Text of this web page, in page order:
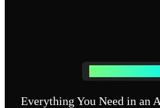
Everything You Need in an